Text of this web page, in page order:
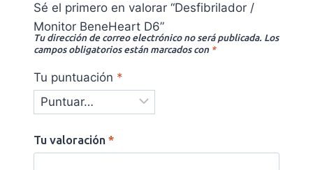
Sé el primero en valorar “Desfibrilador /
Monitor BeneHeart D6”
Tu dirección de correo electrónico no será publicada. Los
campos obligatorios están marcados con *
Tu puntuación *
Tu valoración *